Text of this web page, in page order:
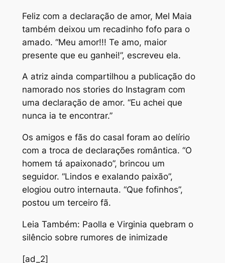
Feliz com a declaração de amor, Mel Maia
também deixou um recadinho fofo para o
amado. “Meu amor!!! Te amo, maior
presente que eu ganhei!”, escreveu ela.
A atriz ainda compartilhou a publicação do
namorado nos stories do Instagram com
uma declaração de amor. “Eu achei que
nunca ia te encontrar.”
Os amigos e fãs do casal foram ao delírio
com a troca de declarações romântica. “O
homem tá apaixonado”, brincou um
seguidor. “Lindos e exalando paixão”,
elogiou outro internauta. “Que fofinhos”,
postou um terceiro fã.
Leia Também: Paolla e Virginia quebram o
silêncio sobre rumores de inimizade
[ad_2]